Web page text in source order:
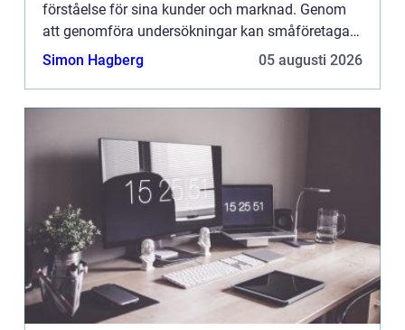
förståelse för sina kunder och marknad. Genom
att genomföra undersökningar kan småföretagare
få värdefull information som kan hjälpa dem att
Simon Hagberg 05 augusti 2026